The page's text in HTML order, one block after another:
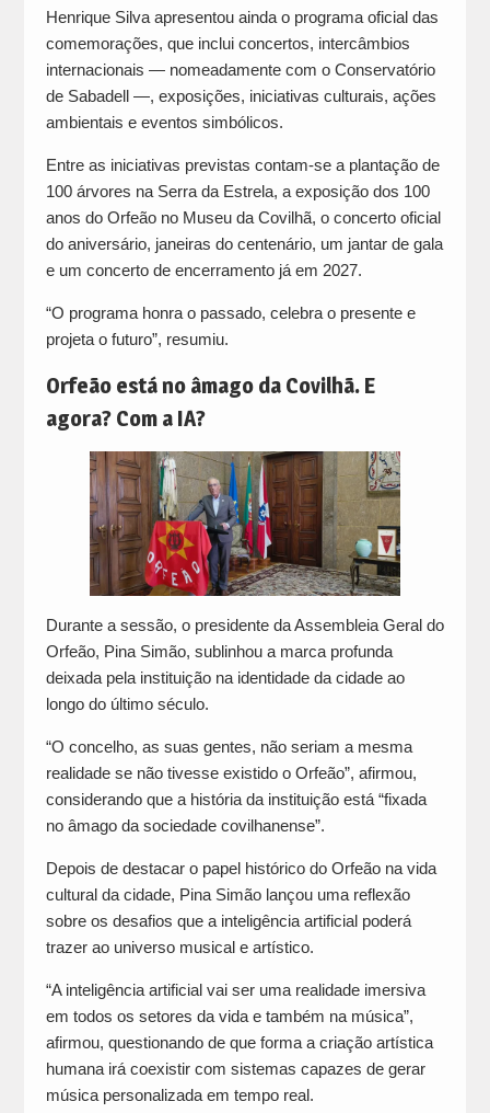
Henrique Silva apresentou ainda o programa oficial das
comemorações, que inclui concertos, intercâmbios
internacionais — nomeadamente com o Conservatório
de Sabadell —, exposições, iniciativas culturais, ações
ambientais e eventos simbólicos.
Entre as iniciativas previstas contam-se a plantação de
100 árvores na Serra da Estrela, a exposição dos 100
anos do Orfeão no Museu da Covilhã, o concerto oficial
do aniversário, janeiras do centenário, um jantar de gala
e um concerto de encerramento já em 2027.
“O programa honra o passado, celebra o presente e
projeta o futuro”, resumiu.
Orfeão está no âmago da Covilhã. E
agora? Com a IA?
Durante a sessão, o presidente da Assembleia Geral do
Orfeão, Pina Simão, sublinhou a marca profunda
deixada pela instituição na identidade da cidade ao
longo do último século.
“O concelho, as suas gentes, não seriam a mesma
realidade se não tivesse existido o Orfeão”, afirmou,
considerando que a história da instituição está “fixada
no âmago da sociedade covilhanense”.
Depois de destacar o papel histórico do Orfeão na vida
cultural da cidade, Pina Simão lançou uma reflexão
sobre os desafios que a inteligência artificial poderá
trazer ao universo musical e artístico.
“A inteligência artificial vai ser uma realidade imersiva
em todos os setores da vida e também na música”,
afirmou, questionando de que forma a criação artística
humana irá coexistir com sistemas capazes de gerar
música personalizada em tempo real.